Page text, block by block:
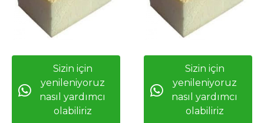
Sizin için
yenileniyoruz
nasıl yardımcı
olabiliriz
Sizin için
yenileniyoruz
nasıl yardımcı
olabiliriz